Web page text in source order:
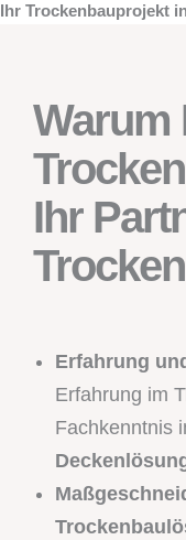
Ihr Trockenbauprojekt
Warum
Ihr
Erfahrung
Erfahrung im
Fachkenntnis